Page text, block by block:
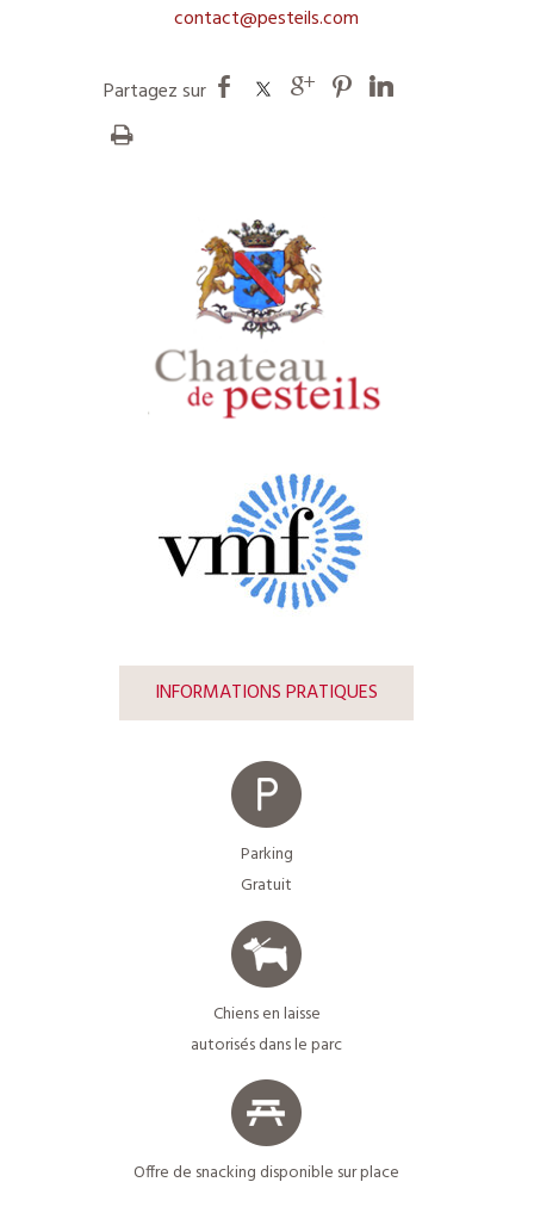
contact@pesteils.com
INFORMATIONS PRATIQUES
Parking
Gratuit
Chiens en laisse
autorisés dans le parc
Offre de snacking disponible sur place